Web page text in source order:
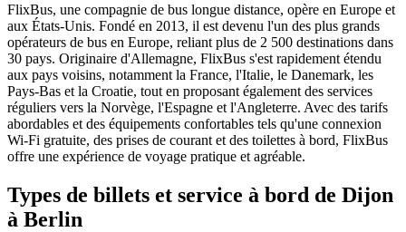
FlixBus, une compagnie de bus longue distance, opère en Europe et
aux États-Unis. Fondé en 2013, il est devenu l'un des plus grands
opérateurs de bus en Europe, reliant plus de 2 500 destinations dans
30 pays. Originaire d'Allemagne, FlixBus s'est rapidement étendu
aux pays voisins, notamment la France, l'Italie, le Danemark, les
Pays-Bas et la Croatie, tout en proposant également des services
réguliers vers la Norvège, l'Espagne et l'Angleterre. Avec des tarifs
abordables et des équipements confortables tels qu'une connexion
Wi-Fi gratuite, des prises de courant et des toilettes à bord, FlixBus
offre une expérience de voyage pratique et agréable.
Types de billets et service à bord de Dijon
à Berlin